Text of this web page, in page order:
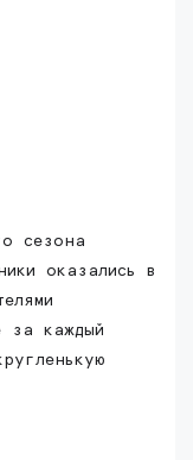
сезона
оказались в
за каждый